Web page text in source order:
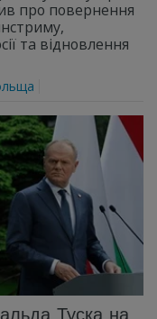
про повернення
та відновлення